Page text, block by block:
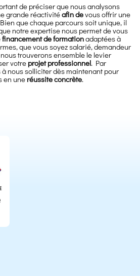
de préciser que nous analysons
grande réactivitéafin devous offrir une
que chaque parcours soit unique, il
notre expertise nous permet de vous
financement de formationadaptées à
que vous soyez salarié, demandeur
trouverons ensemble le levier
votre projet professionnel. Par
à nous solliciter dès maintenant pour
en une réussite concrète.